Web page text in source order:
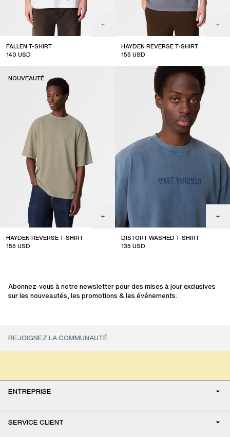
FALLEN T-SHIRT
140 USD
HAYDEN REVERSE T-SHIRT
155 USD
HAYDEN REVERSE T-SHIRT
155 USD
NOUVEAUTÉ
DISTORT WASHED T-SHIRT
135 USD
Abonnez-vous à notre newsletter pour des mises à jour exclusives
sur les nouveautés, les promotions & les événements.
ENTREPRISE
SERVICE CLIENT